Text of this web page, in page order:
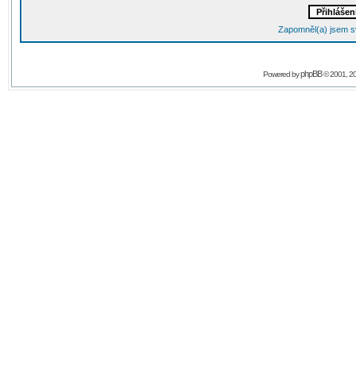
Zapomněl(a) jsem
Powered byphpBB© 2001,